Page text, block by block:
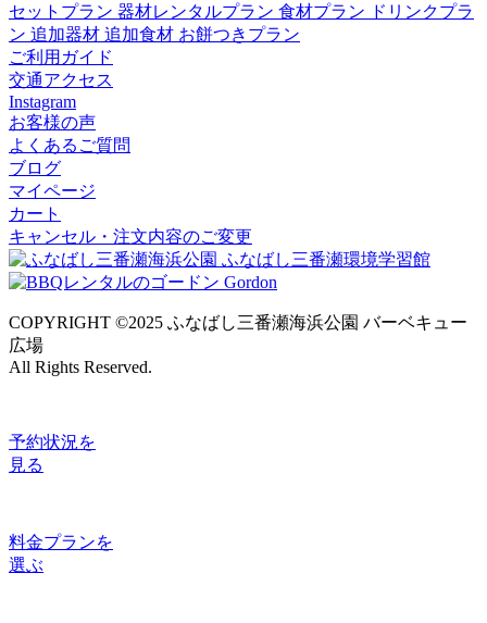
セットプラン 器材レンタルプラン 食材プラン ドリンクプラ
ン 追加器材 追加食材 お餅つきプラン
ご利用ガイド
交通アクセス
Instagram
お客様の声
よくあるご質問
ブログ
マイページ
カート
キャンセル・注文内容のご変更
COPYRIGHT ©2025 ふなばし三番瀬海浜公園 バーベキュー
広場
All Rights Reserved.
予約状況を
見る
料金プランを
選ぶ